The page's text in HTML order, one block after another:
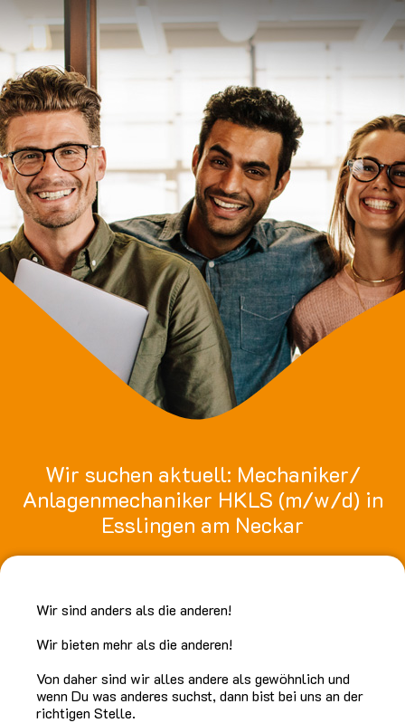
Wir suchen aktuell: Mechaniker/
Anlagenmechaniker HKLS (m/w/d) in
Esslingen am Neckar
Wir sind anders als die anderen!
Wir bieten mehr als die anderen!
Von daher sind wir alles andere als gewöhnlich und
wenn Du was anderes suchst, dann bist bei uns an der
richtigen Stelle.